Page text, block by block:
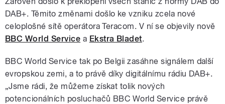
DAB+. Těmito změnami došlo ke vzniku zcela nové
celoplošné sítě operátora Teracom. V ní se objevily nově
BBC World Service a Ekstra Bladet.
BBC World Service tak po Belgii zasáhne signálem další
evropskou zemi, a to právě díky digitálnímu rádiu DAB+.
„Jsme rádi, že můžeme získat tolik nových
potencionálních posluchačů BBC World Service právě